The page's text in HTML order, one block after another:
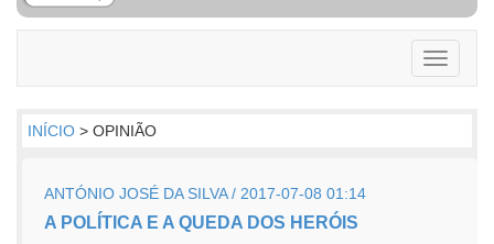
Toggle
INÍCIO > OPINIÃO
ANTÓNIO JOSÉ DA SILVA / 2017-07-08 01:14
A POLÍTICA E A QUEDA DOS HERÓIS